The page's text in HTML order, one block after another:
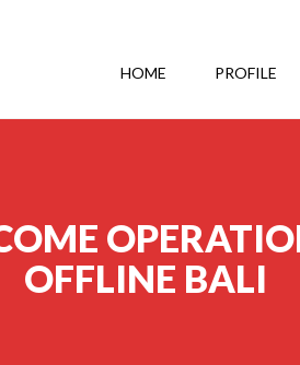
HOME PROFILE
OFFLINE BALI